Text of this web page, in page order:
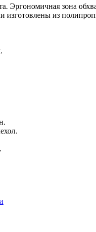
Эргономичная зона
изготовлены из